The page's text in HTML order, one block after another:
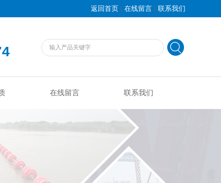
返回首页 | 在线留言 | 联系我们
在线留言 联系我们